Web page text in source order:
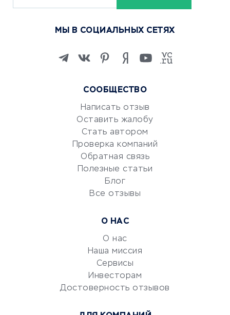
Изучение иностранных
Маркетинг и продажи
Репетиторство
Красота и здоровье
Сервисы по поиску работы
Сетевой маркетинг
УСЛУГИ ДЛЯ БИЗНЕСА
документооборот
СООБЩЕСТВО
Написать отзыв
Оставить жалобу
Стать автором
Проверка компаний
Обратная связь
Полезные статьи
Блог
Все отзывы
О НАС
О нас
Наша миссия
Сервисы
Инвесторам
Достоверность отзывов
МЫ В СОЦИАЛЬНЫХ СЕТЯХ